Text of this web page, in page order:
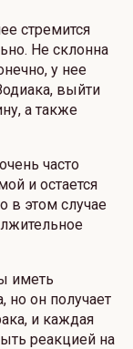
стремится
Не склонна
у нее
выйти
а также
часто
и остается
в этом случае
иметь
но он получает
и каждая
реакцией на